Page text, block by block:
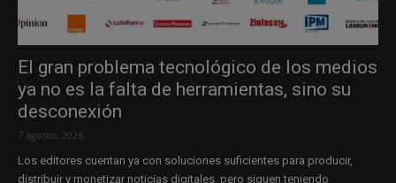
El gran problema tecnológico de los medios
ya no es la falta de herramientas, sino su
desconexión
7 agosto, 2026
Los editores cuentan ya con soluciones suficientes para producir,
distribuir y monetizar noticias digitales, pero siguen teniendo